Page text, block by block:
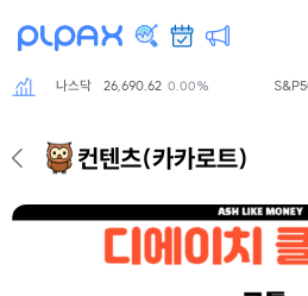
나스닥 26,690.62 0.00% S&P500
컨텐츠(카카로트)